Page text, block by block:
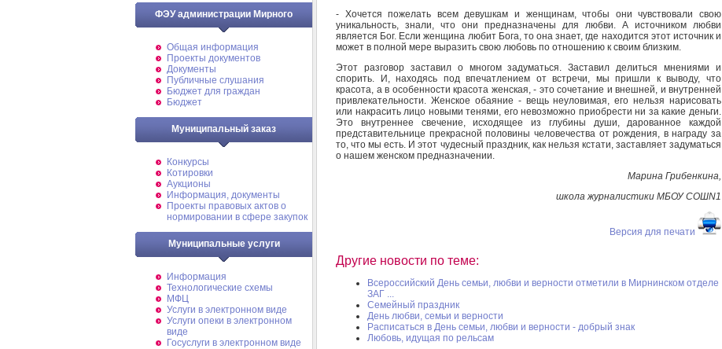
ФЭУ администрации Мирного
Общая информация
Проекты документов
Документы
Публичные слушания
Бюджет для граждан
Бюджет
Муниципальный заказ
Конкурсы
Котировки
Аукционы
Информация, документы
Проекты правовых актов о
нормировании в сфере закупок
Муниципальные услуги
Информация
Технологические схемы
МФЦ
Услуги в электронном виде
Услуги опеки в электронном
виде
Госуслуги в электронном виде
- Хочется пожелать всем девушкам и женщинам, чтобы они чувствовали свою
уникальность, знали, что они предназначены для любви. А источником любви
является Бог. Если женщина любит Бога, то она знает, где находится этот источник и
может в полной мере выразить свою любовь по отношению к своим близким.
Этот разговор заставил о многом задуматься. Заставил делиться мнениями и
спорить. И, находясь под впечатлением от встречи, мы пришли к выводу, что
красота, а в особенности красота женская, - это сочетание и внешней, и внутренней
привлекательности. Женское обаяние - вещь неуловимая, его нельзя нарисовать
или накрасить лицо новыми тенями, его невозможно приобрести ни за какие деньги.
Это внутреннее свечение, исходящее из глубины души, дарованное каждой
представительнице прекрасной половины человечества от рождения, в награду за
то, что мы есть. И этот чудесный праздник, как нельзя кстати, заставляет задуматься
о нашем женском предназначении.
Марина Грибенкина,
школа журналистики МБОУ СОШN1
Версия для печати
Другие новости по теме:
Всероссийский День семьи, любви и верности отметили в Мирнинском отделе
ЗАГ ...
Семейный праздник
День любви, семьи и верности
Расписаться в День семьи, любви и верности - добрый знак
Любовь, идущая по рельсам